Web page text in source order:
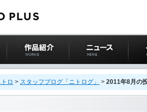
作品紹介 ニュース イベ
ロ > スタッフブログ「ニトログ」 > 2011年8月の